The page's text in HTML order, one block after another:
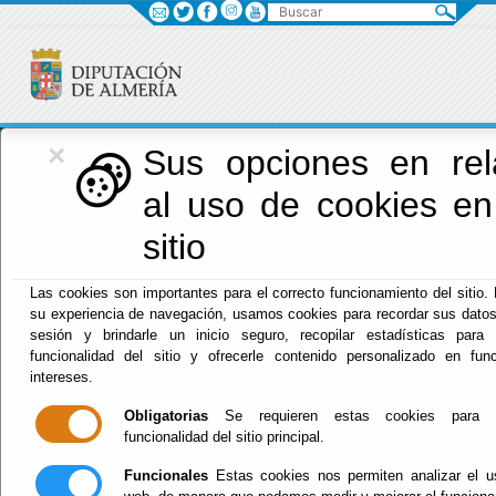
×
Sus opciones en
al uso de cookies
sitio
Las cookies son importantes para el correcto funcionamiento del sitio.
su experiencia de navegación, usamos cookies para recordar sus
sesión y brindarle un inicio seguro, recopilar estadísticas para
funcionalidad del sitio y ofrecerle contenido personalizado en
intereses.
Obligatorias Se requieren estas cookies para
funcionalidad del sitio principal.
Funcionales Estas cookies nos permiten analizar el
Diputación
Menú Diputación
INFORMACION
Buscar